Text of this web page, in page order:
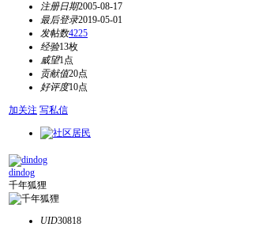
注册日期2005-08-17
最后登录2019-05-01
发帖数4225
经验13枚
威望1点
贡献值20点
好评度10点
加关注 写私信
dindog
千年狐狸
UID30818